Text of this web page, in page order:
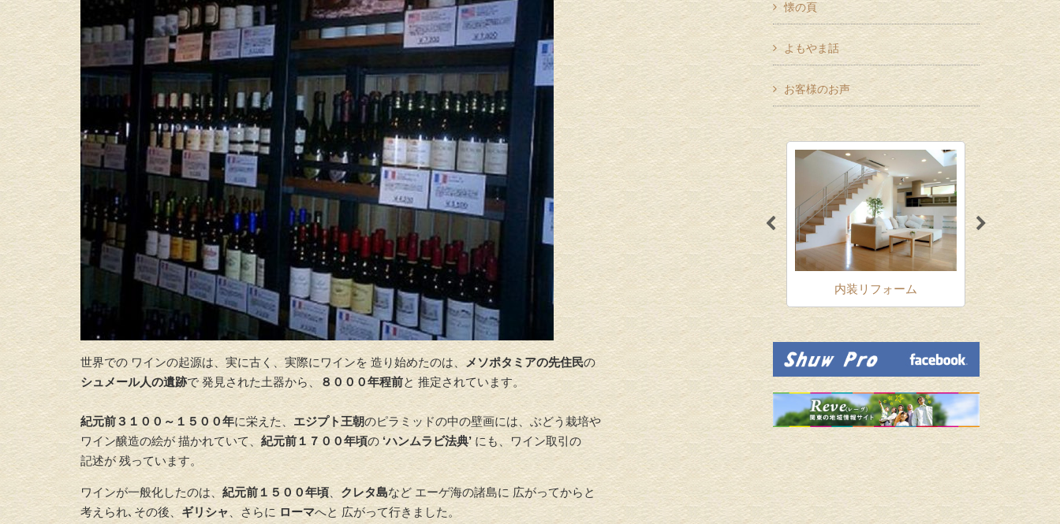
世界での ワインの起源は、実に古く、実際にワインを 造り始めたのは、メソポタミアの先住民の
シュメール人の遺跡で 発見された土器から、 ８０００年程前と 推定されています。
紀元前３１００～１５００年に栄えた、 エジプト王朝のピラミッドの中の壁画には、ぶどう栽培や
ワイン醸造の絵が 描かれていて、紀元前１７００年頃の‘ハンムラビ法典’ にも、ワイン取引の
記述が 残っています。
ワインが一般化したのは、 紀元前１５００年頃 クレタ島など エーゲ海の諸島に 広がってからと
考えられ､その後、 ギリシャ、さらに ローマへと 広がって行きました。
懐の頁
よもやま話
お客様のお声
介護リフォーム・バリアフリ
ーリフォーム
水回りリフォーム 内装リフォーム